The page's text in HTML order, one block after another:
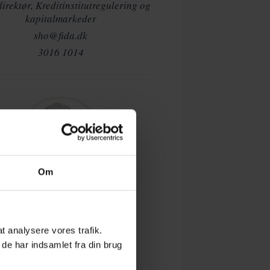
Om
analysere vores trafik.
har indsamlet fra din brug
Kreditinstitutregulering og
kapitalmarkeder
sho@fida.dk
3016 1014
cb@fida.dk
3123 1654